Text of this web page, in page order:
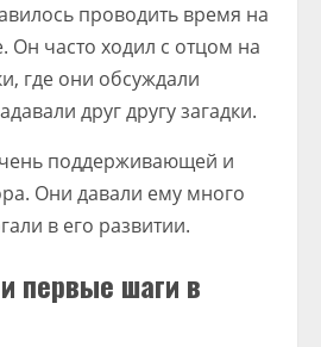
проводить время на
Он часто ходил с отцом на
где они обсуждали
друг другу загадки.
поддерживающей и
Они давали ему много
в его развитии.
первые шаги в